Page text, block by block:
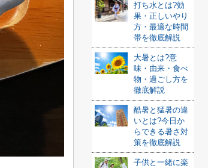
打ち水とは?効
果・正しいやり
方・最適な時間
帯を徹底解説
大暑とは?意
味・由来・食べ
物・過ごし方を
徹底解説
酷暑と猛暑の違
いとは?今日か
らできる暑さ対
策を徹底解説
子供と一緒に楽